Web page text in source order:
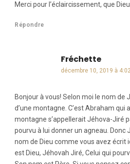
Merci pour l’éclaircissement, que
Répondre
Fréchettedit :
décembre 10, 2019 à
Bonjour à vous! Selon moi le nom de
d’une montagne. C’est Abraham qui
montagne s’appellerait Jéhova-Jiré
pourvu à lui donner un agneau. Donc
nom de Dieu comme vous avez écrit
est Dieu, Jéhovah Jiré, Celui qui